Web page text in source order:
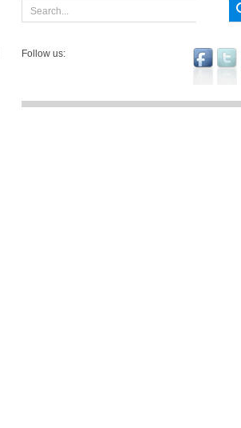
Follow us: